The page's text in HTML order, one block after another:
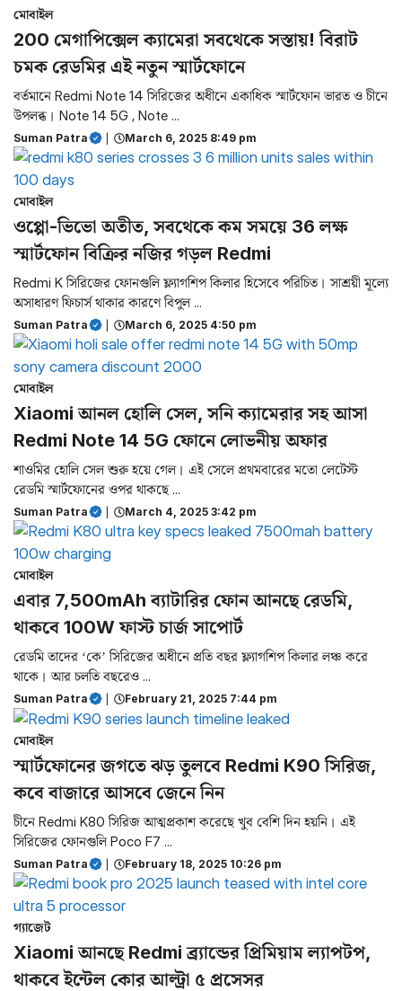
মোবাইল
200 মেগাপিক্সেল ক্যামেরা সবথেকে সস্তায়! বিরাট
চমক রেডমির এই নতুন স্মার্টফোনে
বর্তমানে Redmi Note 14 সিরিজের অধীনে একাধিক স্মার্টফোন ভারত ও চীনে
উপলব্ধ। Note 14 5G , Note ...
Suman Patra March 6, 2025 8:49 pm
মোবাইল
ওপ্পো-ভিভো অতীত, সবথেকে কম সময়ে 36 লক্ষ
স্মার্টফোন বিক্রির নজির গড়ল Redmi
Redmi K সিরিজের ফোনগুলি ফ্ল্যাগশিপ কিলার হিসেবে পরিচিত। সাশ্রয়ী মূল্যে
অসাধারণ ফিচার্স থাকার কারণে বিপুল ...
Suman Patra March 6, 2025 4:50 pm
মোবাইল
Xiaomi আনল হোলি সেল, সনি ক্যামেরার সহ আসা
Redmi Note 14 5G ফোনে লোভনীয় অফার
শাওমির হোলি সেল শুরু হয়ে গেল। এই সেলে প্রথমবারের মতো লেটেস্ট
রেডমি স্মার্টফোনের ওপর থাকছে ...
Suman Patra March 4, 2025 3:42 pm
মোবাইল
এবার 7,500mAh ব্যাটারির ফোন আনছে রেডমি,
থাকবে 100W ফাস্ট চার্জ সাপোর্ট
রেডমি তাদের ‘কে’ সিরিজের অধীনে প্রতি বছর ফ্ল্যাগশিপ কিলার লঞ্চ করে
থাকে। আর চলতি বছরেও ...
Suman Patra February 21, 2025 7:44 pm
মোবাইল
স্মার্টফোনের জগতে ঝড় তুলবে Redmi K90 সিরিজ,
কবে বাজারে আসবে জেনে নিন
চীনে Redmi K80 সিরিজ আত্মপ্রকাশ করেছে খুব বেশি দিন হয়নি। এই
সিরিজের ফোনগুলি Poco F7 ...
Suman Patra February 18, 2025 10:26 pm
গ্যাজেট
Xiaomi আনছে Redmi ব্র্যান্ডের প্রিমিয়াম ল্যাপটপ,
থাকবে ইন্টেল কোর আল্ট্রা ৫ প্রসেসর